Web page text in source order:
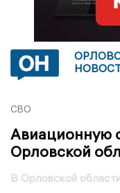
СВО
Авиационную
Орловской
В Орловской